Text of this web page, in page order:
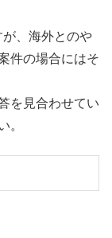
、海外とのや
件の場合にはそ
を見合わせてい
。